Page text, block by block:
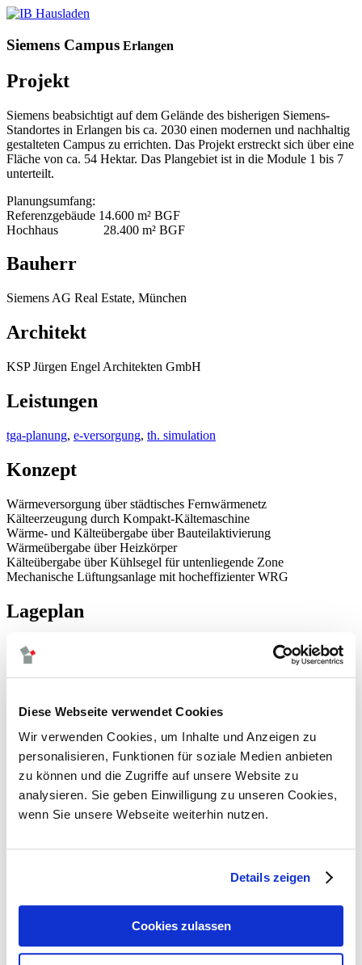
Diese Webseite verwendet Cookies
Wir verwenden Cookies, um Inhalte und Anzeigen zu
personalisieren, Funktionen für soziale Medien anbieten
zu können und die Zugriffe auf unsere Website zu
analysieren. Sie geben Einwilligung zu unseren Cookies,
wenn Sie unsere Webseite weiterhin nutzen.
Details zeigen
Cookies zulassen
Siemens Campus Erlangen
Projekt
Siemens beabsichtigt auf dem Gelände des bisherigen Siemens-
Standortes in Erlangen bis ca. 2030 einen modernen und nachhaltig
gestalteten Campus zu errichten. Das Projekt erstreckt sich über eine
Fläche von ca. 54 Hektar. Das Plangebiet ist in die Module 1 bis 7
unterteilt.
Planungsumfang:
Referenzgebäude 14.600 m² BGF
Hochhaus 28.400 m² BGF
Bauherr
Siemens AG Real Estate, München
Architekt
KSP Jürgen Engel Architekten GmbH
Leistungen
tga-planung, e-versorgung, th. simulation
Konzept
Wärmeversorgung über städtisches Fernwärmenetz
Kälteerzeugung durch Kompakt-Kältemaschine
Wärme- und Kälteübergabe über Bauteilaktivierung
Wärmeübergabe über Heizkörper
Kälteübergabe über Kühlsegel für untenliegende Zone
Mechanische Lüftungsanlage mit hocheffizienter WRG
Lageplan
Energiekonzept - Winter
Energiekonzept - Sommer
Bildrechte / Bildnachweis
KSP Jürgen Engel Architekten GmbH
climadesign
gebäudeautomation